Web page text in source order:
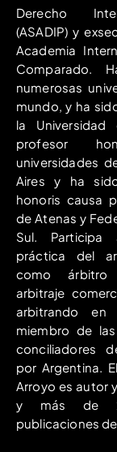
Derecho
(ASADIP) y
Academia
Comparado.
numerosas
mundo, y ha
la Universidad
profesor
universidades
Aires y ha
honoris causa
de Atenas y
Sul. Participa
práctica del
como árbitro
arbitraje
arbitrando en
miembro de
conciliadores
por Argentina.
Arroyo es autor
y más de
publicaciones